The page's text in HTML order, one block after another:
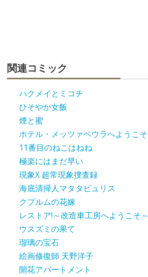
関連コミック
ハクメイとミコチ
ひそやか女飯
煙と蜜
ホテル・メッツァペウラへようこそ
11番目のねこはねね
極楽にはまだ早い
現象X 超常現象捜査録
海底清掃人マタタビュリス
クプルムの花嫁
レストア!～改造車工房へようこそ～
ウスズミの果て
瑠璃の宝石
絵画修復師 天野洋子
開花アパートメント